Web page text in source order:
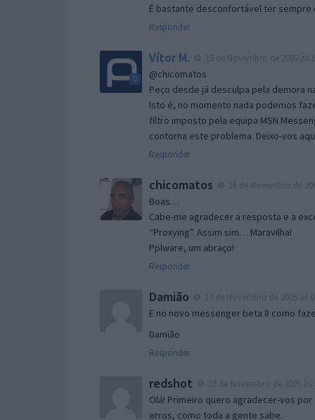
É bastante desconfortável ter sempre
Responder
Vítor M.
@chicomatos
Peço desde já desculpa pela demora
Isto é, no momento nada podemos
filtro imposto pela equipa MSN
contorna este problema. Deixo-vos
Responder
chicomatos
Boas…
Cabe-me agradecer a resposta e a
“Proxying”. Assim sim… Maravilha!
Pplware, um abraço!
Responder
Damião
E no novo messenger beta 8 como
Damião
Responder
redshot
Olá! Primeiro quero agradecer-vos
erros, como toda a gente sabe.